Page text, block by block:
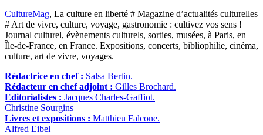
CultureMag, La culture en liberté # Magazine d’actualités culturelles
# Art de vivre, culture, voyage, gastronomie : cultivez vos sens !
Journal culturel, évènements culturels, sorties, musées, à Paris, en
Île-de-France, en France. Expositions, concerts, bibliophilie, cinéma,
culture, art de vivre, voyages.
Rédactrice en chef : Salsa Bertin.
Rédacteur en chef adjoint : Gilles Brochard.
Editorialistes : Jacques Charles-Gaffiot.
Christine Sourgins
Livres et expositions : Matthieu Falcone.
Alfred Eibel